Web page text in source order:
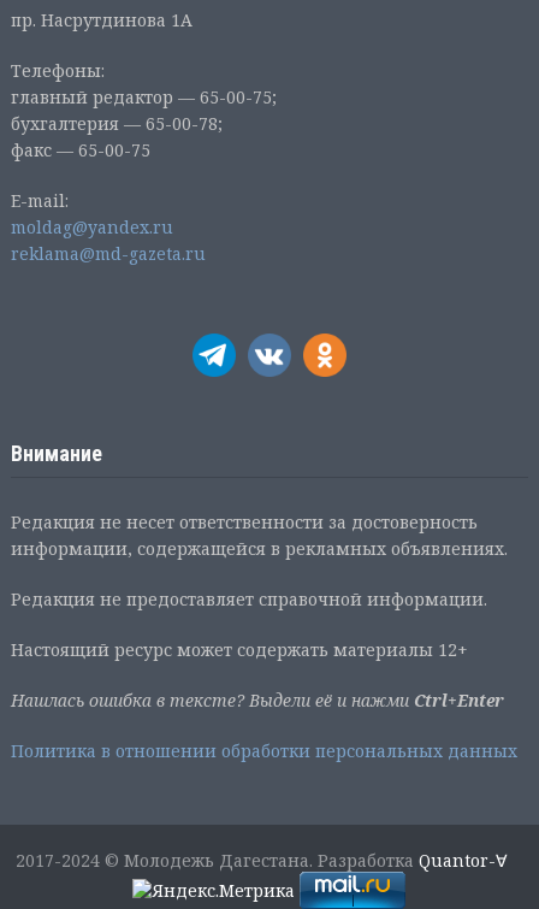
пр. Насрутдинова 1А
Телефоны:
главный редактор — 65-00-75;
бухгалтерия — 65-00-78;
факс — 65-00-75
E-mail:
moldag@yandex.ru
reklama@md-gazeta.ru
Внимание
Редакция не несет ответственности за достоверность
информации, содержащейся в рекламных объявлениях.
Редакция не предоставляет справочной информации.
Настоящий ресурс может содержать материалы 12+
Нашлась ошибка в тексте? Выдели её и нажми Ctrl+Enter
Политика в отношении обработки персональных данных
2017-2024 © Молодежь Дагестана. РазработкаQuantor-∀